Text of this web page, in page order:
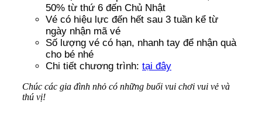
50% từ thứ 6 đến Chủ Nhật
Vé có hiệu lực đến hết sau 3 tuần kể từ
ngày nhận mã vé
Số lượng vé có hạn, nhanh tay để nhận quà
cho bé nhé
Chi tiết chương trình: tại đây
Chúc các gia đình nhỏ có những buổi vui chơi vui vẻ và
thú vị!